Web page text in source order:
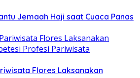
Jemaah Haji saat Cuaca Panas
Flores Laksanakan